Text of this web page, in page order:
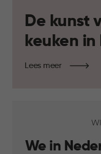
De kunst
keuken
Lees meer
We in